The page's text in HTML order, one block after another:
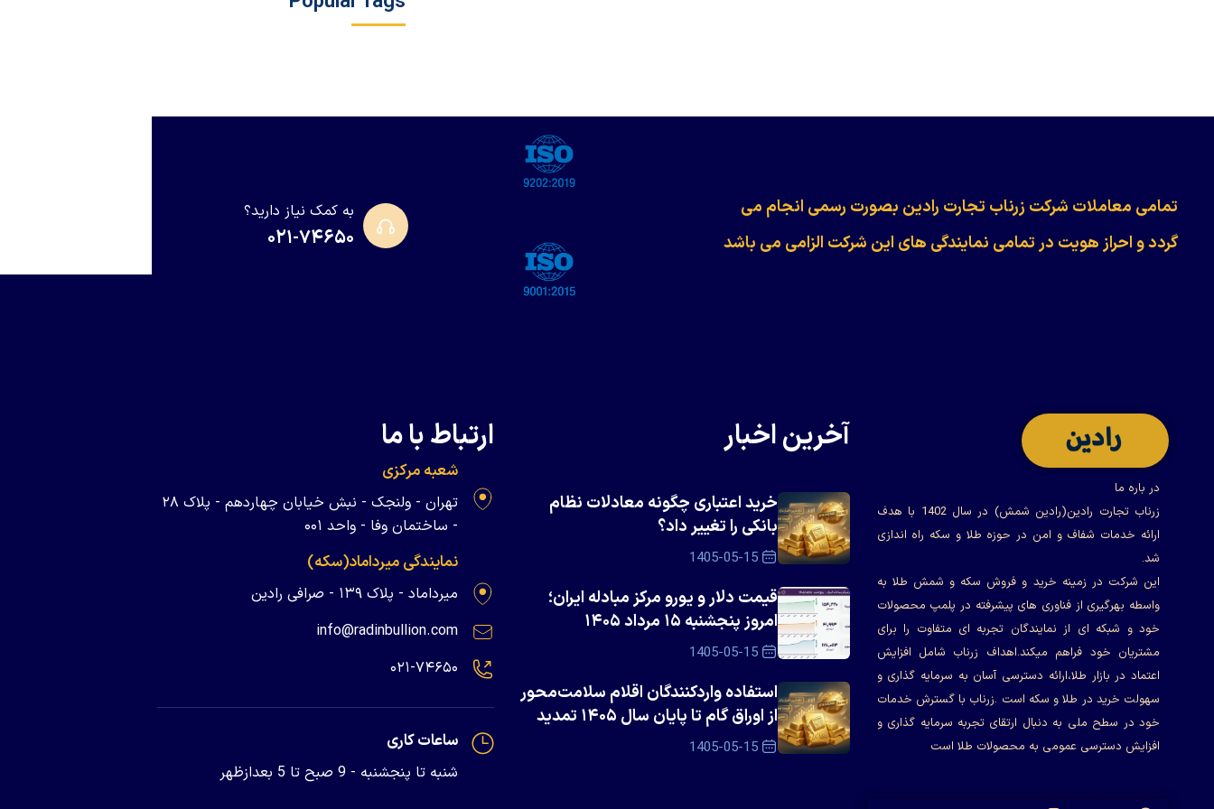
​​​​​​تمامی معاملات شرکت زرناب تجارت رادین بصورت رسمی انجام می
گردد و احراز هویت در تمامی نمایندگی های این شرکت الزامی می باشد
به کمک نیاز دارید؟
۰۲۱-۷۴۶۵۰
در باره ما
زرناب تجارت رادین(رادین شمش) در سال 1402 با هدف
ارائه خدمات شفاف و امن در حوزه طلا و سکه راه اندازی
شد.
این شرکت در زمینه خرید و فروش سکه و شمش طلا به
واسطه بهرگیری از فناوری های پیشرفته در پلمپ محصولات
خود و شبکه ای از نمایندگان تجربه ای متفاوت را برای
مشتریان خود فراهم میکند.اهداف زرناب شامل افزایش
اعتماد در بازار طلا،ارائه دسترسی آسان به سرمایه گذاری و
سهولت خرید در طلا و سکه است .زرناب با گسترش خدمات
خود در سطح ملی به دنبال ارتقای تجربه سرمایه گذاری و
افزایش دسترسی عمومی به محصولات طلا است
آخرین اخبار
خرید اعتباری چگونه معادلات نظام
بانکی را تغییر داد؟
1405-05-15
قیمت دلار و یورو مرکز مبادله ایران؛
امروز پنجشنبه ۱۵ مرداد ۱۴۰۵
1405-05-15
استفاده واردکنندگان اقلام سلامت‌محور
از اوراق گام تا پایان سال ۱۴۰۵ تمدید
شد1405-05-15
ارتباط با ما
شعبه مرکزی
تهران - ولنجک - نبش خیابان چهاردهم - پلاک ۲۸
- ساختمان وفا - واحد ۰۰۱
نمایندگی میرداماد(سکه)
میرداماد - پلاک ۱۳۹ - صرافی رادین
info@radinbullion.com
۰۲۱-۷۴۶۵۰
ساعات کاری
شنبه تا پنجشنبه - 9 صبح تا 5 بعدازظهر